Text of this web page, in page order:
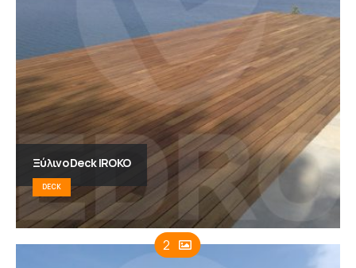
Ξύλινο Deck IROKO
DECK
2